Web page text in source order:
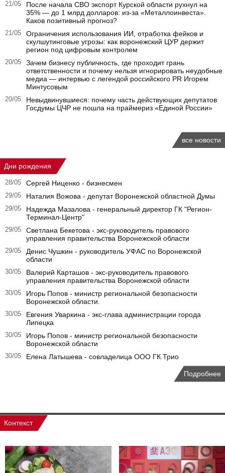
21/05
После начала СВО экспорт Курской области рухнул на
35% — до 1 млрд долларов: из-за «Металлоинвеста».
Каков позитивный прогноз?
21/05
Ограничения использования ИИ, отработка фейков и
скулшутинговые угрозы: как воронежский ЦУР держит
регион под цифровым контролем
20/05
Зачем бизнесу публичность, где проходит грань
ответственности и почему нельзя игнорировать неудобные
медиа — интервью с легендой российского PR Игорем
Минтусовым
20/05
Невыдвинувшиеся: почему часть действующих депутатов
Госдумы ЦЧР не пошла на праймериз «Единой России»
все новости
Дни рождения
28/05 Сергей Ниценко - бизнесмен
29/05 Наталия Вожова - депутат Воронежской областной Думы
29/05
Надежда Мазалова - генеральный директор ГК "Регион-
Терминал-Центр"
29/05
Светлана Бекетова - экс-руководитель правового
управления правительства Воронежской области
29/05
Денис Чушкин - руководитель УФАС по Воронежской
области
30/05
Валерий Карташов - экс-руководитель правового
управления правительства Воронежской области
30/05
Игорь Попов - министр региональной безопасности
Воронежской области.
30/05
Евгения Уваркина - экс-глава администрации города
Липецка
30/05
Игорь Попов - министр региональной безопасности
Воронежской области
30/05 Елена Латышева - совладелица ООО ГК Трио
Подробнее
Контекст